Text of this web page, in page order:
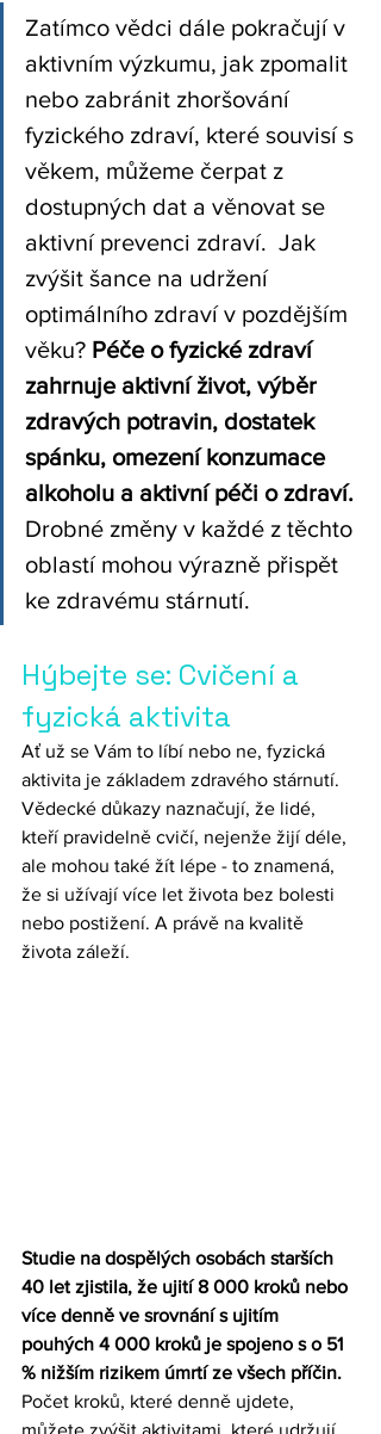
Zatímco vědci dále pokračují v
aktivním výzkumu, jak zpomalit
nebo zabránit zhoršování
fyzického zdraví, které souvisí s
věkem, můžeme čerpat z
dostupných dat a věnovat se
aktivní prevenci zdraví.  Jak
zvýšit šance na udržení
optimálního zdraví v pozdějším
věku? Péče o fyzické zdraví
zahrnuje aktivní život, výběr
zdravých potravin, dostatek
spánku, omezení konzumace
alkoholu a aktivní péči o zdraví.
Drobné změny v každé z těchto
oblastí mohou výrazně přispět
ke zdravému stárnutí.
Hýbejte se: Cvičení a
fyzická aktivita
Ať už se Vám to líbí nebo ne, fyzická
aktivita je základem zdravého stárnutí.
Vědecké důkazy naznačují, že lidé,
kteří pravidelně cvičí, nejenže žijí déle,
ale mohou také žít lépe - to znamená,
že si užívají více let života bez bolesti
nebo postižení. A právě na kvalitě
života záleží.
Studie na dospělých osobách starších
40 let zjistila, že ujití 8 000 kroků nebo
více denně ve srovnání s ujitím
pouhých 4 000 kroků je spojeno s o 51
% nižším rizikem úmrtí ze všech příčin.
Počet kroků, které denně ujdete,